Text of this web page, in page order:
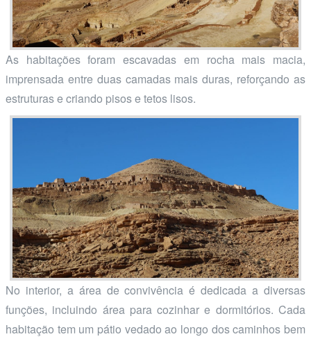
As habitações foram escavadas em rocha mais macia,
imprensada entre duas camadas mais duras, reforçando as
estruturas e criando pisos e tetos lisos.
No interior, a área de convivência é dedicada a diversas
funções, incluindo área para cozinhar e dormitórios. Cada
habitação tem um pátio vedado ao longo dos caminhos bem